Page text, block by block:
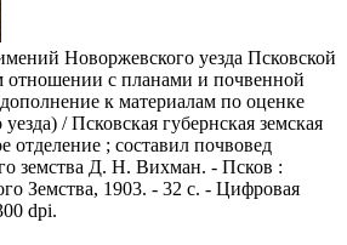
Новоржевского уезда Псковской
отношении с планами и почвенной
к материалам по оценке
/ Псковская губернская земская
отделение ; составил почвовед
земства Д. Н. Вихман. - Псков :
Земства, 1903. - 32 с. - Цифровая
dpi.